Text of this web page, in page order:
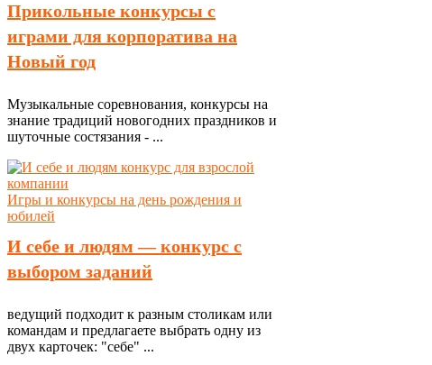
Прикольные конкурсы с
играми для корпоратива на
Новый год
Музыкальные соревнования, конкурсы на
знание традиций новогодних праздников и
шуточные состязания - ...
Игры и конкурсы на день рождения и
юбилей
И себе и людям — конкурс с
выбором заданий
ведущий подходит к разным столикам или
командам и предлагаете выбрать одну из
двух карточек: "себе" ...